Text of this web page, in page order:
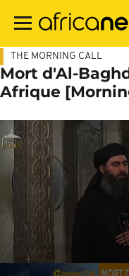
contenu
THE MORNING CALL
Mort d'Al-
Afrique